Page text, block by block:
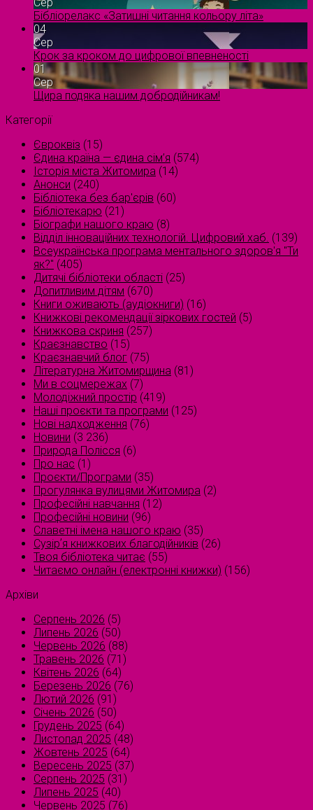
Бібліорелакс «Затишні читання кольору літа»
04
Сер
Крок за кроком до цифрової впевненості
01
Сер
Щира подяка нашим добродійникам!
Категорії
Євроквіз (15)
Єдина країна — єдина сім’я (574)
Історія міста Житомира (14)
Анонси (240)
Бібліотека без бар'єрів (60)
Бібліотекарю (21)
Біографи нашого краю (8)
Відділ інноваційних технологій. Цифровий хаб. (139)
Всеукраїнська програма ментального здоров'я "Ти
як?" (405)
Дитячі бібліотеки області (25)
Допитливим дітям (670)
Книги оживають (аудіокниги) (16)
Книжкові рекомендації зіркових гостей (5)
Книжкова скриня (257)
Краєзнавство (15)
Краєзнавчий блог (75)
Літературна Житомирщина (81)
Ми в соцмережах (7)
Молодіжний простір (419)
Наші проєкти та програми (125)
Нові надходження (76)
Новини (3 236)
Природа Полісся (6)
Про нас (1)
Проєкти/Програми (35)
Прогулянка вулицями Житомира (2)
Професійні навчання (12)
Професійні новини (96)
Славетні імена нашого краю (35)
Сузірʼя книжкових благодійників (26)
Твоя бібліотека читає (55)
Читаємо онлайн (електронні книжки) (156)
Архіви
Серпень 2026 (5)
Липень 2026 (50)
Червень 2026 (88)
Травень 2026 (71)
Квітень 2026 (64)
Березень 2026 (76)
Лютий 2026 (91)
Січень 2026 (50)
Грудень 2025 (64)
Листопад 2025 (48)
Жовтень 2025 (64)
Вересень 2025 (37)
Серпень 2025 (31)
Липень 2025 (40)
Червень 2025 (76)